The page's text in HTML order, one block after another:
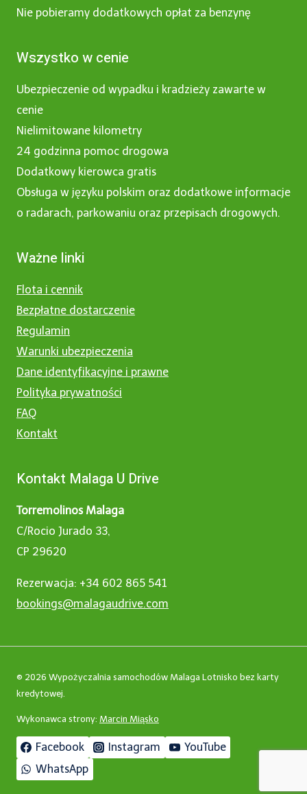
Nie pobieramy dodatkowych opłat za benzynę
Wszystko w cenie
Ubezpieczenie od wypadku i kradzieży zawarte w
cenie
Nielimitowane kilometry
24 godzinna pomoc drogowa
Dodatkowy kierowca gratis
Obsługa w języku polskim oraz dodatkowe informacje
o radarach, parkowaniu oraz przepisach drogowych.
Ważne linki
Flota i cennik
Bezpłatne dostarczenie
Regulamin
Warunki ubezpieczenia
Dane identyfikacyjne i prawne
Polityka prywatności
FAQ
Kontakt
Kontakt Malaga U Drive
Torremolinos Malaga
C/Rocio Jurado 33,
CP 29620
Rezerwacja: +34 602 865 541
bookings@malagaudrive.com
© 2026 Wypożyczalnia samochodów Malaga Lotnisko bez karty
kredytowej.
Wykonawca strony: Marcin Miąsko
Facebook Instagram
YouTube
WhatsApp